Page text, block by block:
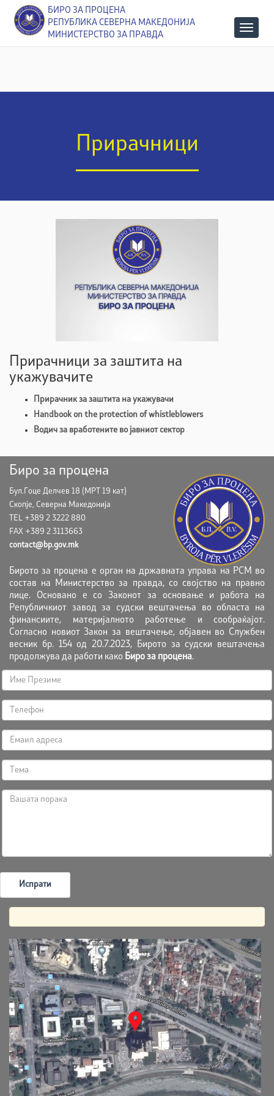
БИРО ЗА ПРОЦЕНА
РЕПУБЛИКА СЕВЕРНА МАКЕДОНИЈА
МИНИСТЕРСТВО ЗА ПРАВДА
Прирачници
Прирачници за заштита на
укажувачите
Прирачник за заштита на укажувачи
Handbook on the protection of whistleblowers
Водич за вработените во јавниот сектор
Биро за процена
Бул.Гоце Делчев 18 (МРТ 19 кат)
Скопје, Северна Македонија
TEL +389 2 3222 880
FAX +389 2 3113663
contact@bp.gov.mk
Бирото за процена е орган на државната управа на РСМ во
состав на Министерство за правда, со својство на правно
лице. Основано е со Законот за основање и работа на
Републичкиот завод за судски вештачења во областа на
финансиите, материјалното работење и сообраќајот.
Согласно новиот Закон за вештачење, објавен во Службен
весник бр. 154 од 20.7.2023, Бирото за судски вештачења
продолжува да работи како Биро за процена.